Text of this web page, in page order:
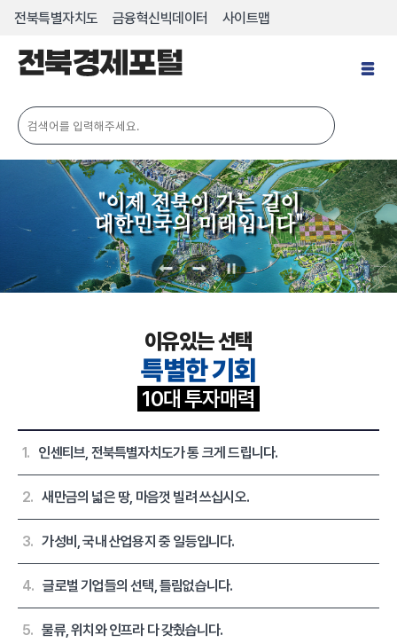
전북특별자치도 금융혁신빅데이터 사이트맵
"이제 전북이 가는 길이
대한민국의미래입니다"
previousnext pause
이유있는 선택
특별한 기회
10대 투자매력
1. 인센티브, 전북특별자치도가 통 크게 드립니다.
2. 새만금의 넓은 땅, 마음껏 빌려 쓰십시오.
3. 가성비, 국내 산업용지 중 일등입니다.
4. 글로벌 기업들의 선택, 틀림없습니다.
5. 물류, 위치와 인프라 다 갖췄습니다.